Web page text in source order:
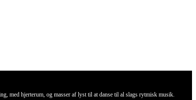
med hjerterum, og masser af lyst til at danse til al slags rytmisk musik.